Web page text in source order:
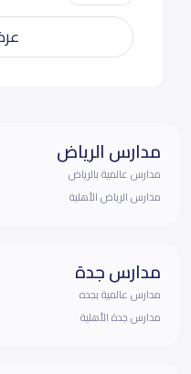
مدارس الرياض
مدارس عالمية بالرياض
مدارس الرياض الأهلية
مدارس جدة
مدارس عالمية بجده
مدارس جدة الأهلية